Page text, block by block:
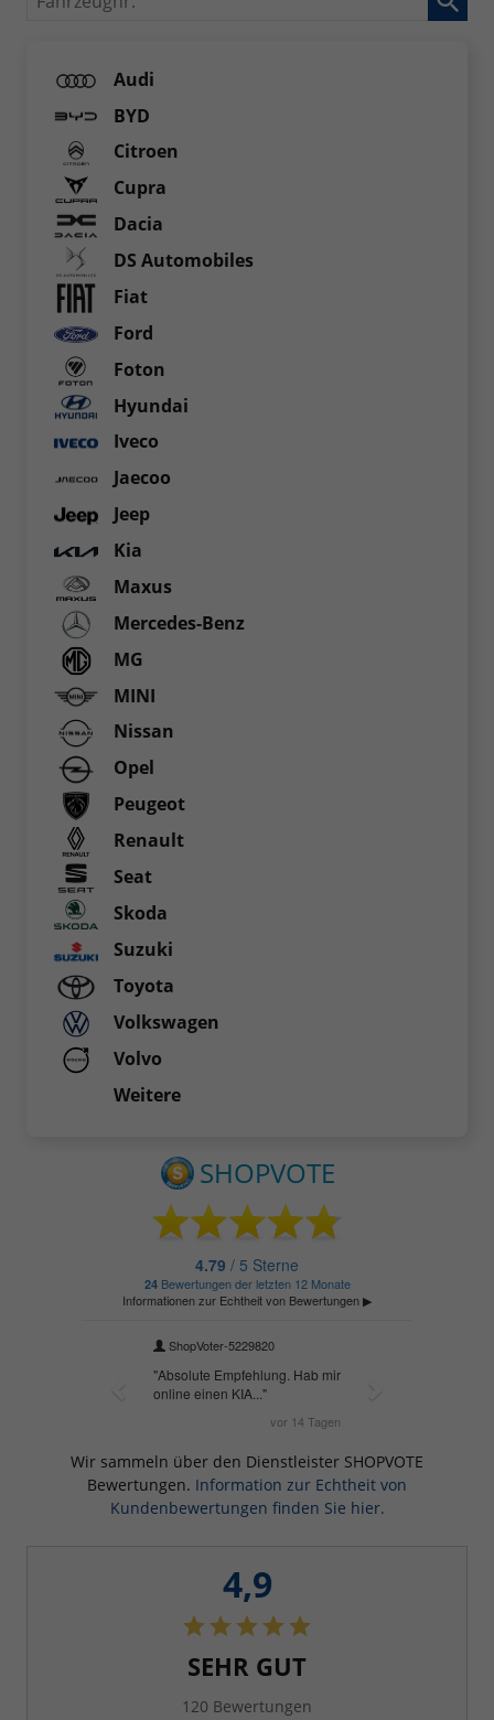
Audi
BYD
Citroen
Cupra
Dacia
DS Automobiles
Fiat
Ford
Foton
Hyundai
Iveco
Jaecoo
Jeep
Kia
Maxus
Mercedes-Benz
MG
MINI
Nissan
Opel
Peugeot
Renault
Seat
Skoda
Suzuki
Toyota
Volkswagen
Volvo
Weitere
Wir sammeln über den Dienstleister SHOPVOTE
Bewertungen. Information zur Echtheit von
Kundenbewertungen finden Sie hier.
4,9
SEHR GUT
120 Bewertungen